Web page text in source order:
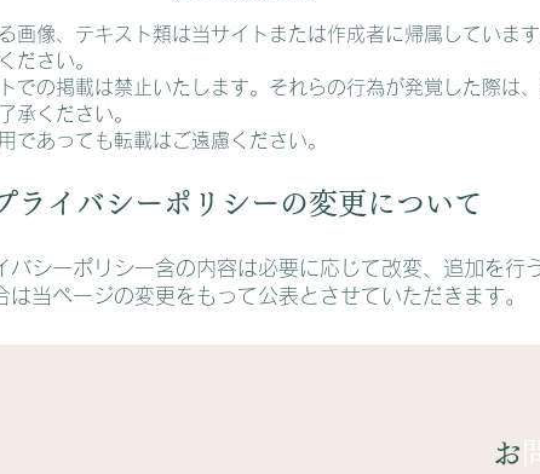
画像、テキスト類は当サイトまたは作成者に帰属していま
ださい。
での掲載は禁止いたします。それらの行為が発覚した際は
承ください。
であっても転載はご遠慮ください。
ライバシーポリシーの変更について
バシーポリシー含の内容は必要に応じて改変、追加を行
は当ページの変更をもって公表とさせていただきます。
​